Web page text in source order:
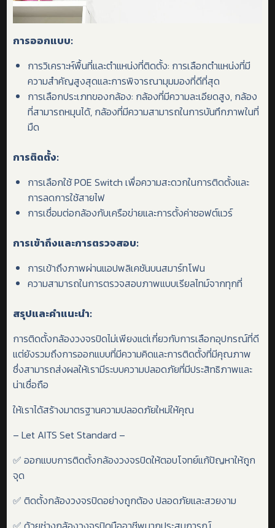
การออกแบบ:
การวิเคราะห์พื้นที่และตำแหน่งที่ติดตั้ง: การเลือกตำแหน่งที่มี
ความสำคัญสูงสุดและการพิจารณามุมมองที่ดีที่สุด
การเลือกประเภทของกล้อง: กล้องที่มีความละเอียดสูง, กล้อง
ที่สามารถหมุนได้, กล้องที่มีความสามารถในการบันทึกภาพในที่
มืด
การติดตั้ง:
การเลือกใช้ POE Switch เพื่อความสะดวกในการติดตั้งและ
การลดการใช้สายไฟ
การเชื่อมต่อกล้องกับเครือข่ายและการตั้งค่าซอฟต์แวร์
การเข้าถึงและการตรวจสอบ:
การเข้าถึงภาพผ่านแอปพลิเคชันบนสมาร์ทโฟน
ความสามารถในการตรวจสอบภาพแบบเรียลไทม์จากทุกที่
สรุปและคำแนะนำ:
การติดตั้งกล้องวงจรปิดไม่เพียงแต่เกี่ยวกับการเลือกอุปกรณ์ที่ดี
แต่ยังรวมถึงการออกแบบที่มีความคิดและการติดตั้งที่มีคุณภาพ
ซึ่งสามารถส่งผลให้เรามีระบบความปลอดภัยที่มีประสิทธิภาพและ
น่าเชื่อถือ
ให้เราได้สร้างมาตรฐานความปลอดภัยใหม่ให้คุณ
– Let AITS Set Standard –
✅ ออกแบบการติดตั้งกล้องวงจรปิดให้ตอบโจทย์แก้ปัญหาให้ถูก
จุด
✅ ติดตั้งกล้องวงจรปิดอย่างถูกต้อง ปลอดภัยและสวยงาม